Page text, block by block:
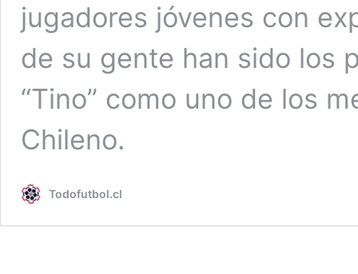
jugadores jóvenes con
de su gente han sido los
“Tino” como uno de los
Chileno.
Todofutbol.cl